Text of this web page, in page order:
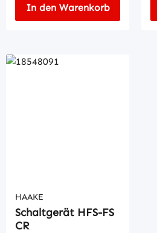
In den Warenkorb
HAAKE
Schaltgerät HFS-FS
CR